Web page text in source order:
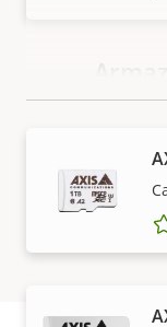
MOSTRAR